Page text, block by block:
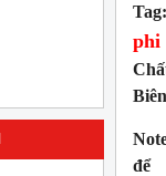
Tag:
phi
để